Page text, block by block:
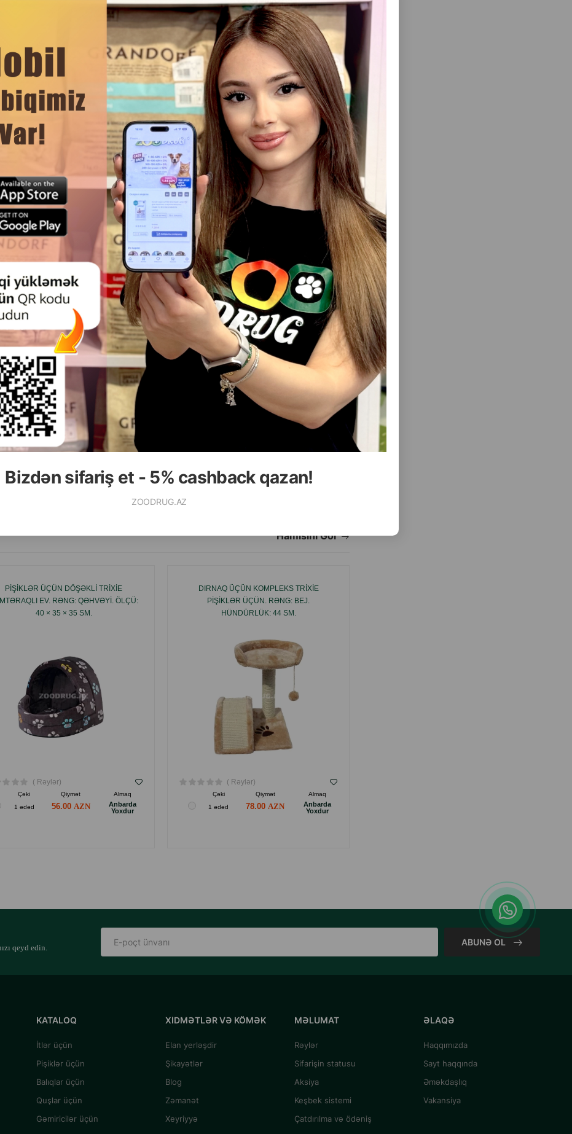
Bizdən sifariş et - 5% cashback qazan!
ZOODRUG.AZ
də xüsusilə cəlbedici edir rahat forma isə porsiyanı asan şəkildə bölməyə
Hamısını Gör
8IN1 DELIGHTS CHICKEN TWISTED
LƏZZƏTI — ƏTIRLI TOYUQ ƏTI ILƏ
BÜKÜLMÜŞ INCƏ ÇEYNƏMƏ
ÇUBUQLARININ DƏSTIDIR 122593 .
( Rəylər)
Çəki Qiymət
Almaq
1 ədəd
27.00
ALMAQ
WANPY CHICKEN JERKY CHIPS — İTLƏR
ÜÇÜN TOYUQ JERKY-ÇIPSLƏRI (100 Q)
TRIXIE #31858 KÖPƏKLƏR ÜÇÜN QUZU
Hamısını Gör
PIŞIKLƏR ÜÇÜN DÖŞƏKLI TRIXIE
EV. RƏNG: QƏHVƏYI. ÖLÇÜ:
40 × 35 × 35 SM.
( Rəylər)
Çəki Qiymət
Almaq
1 ədəd
56.00
Anbarda
Yoxdur
DIRNAQ ÜÇÜN KOMPLEKS TRIXIE
PIŞIKLƏR ÜÇÜN. RƏNG: BEJ.
HÜNDÜRLÜK: 44 SM.
( Rəylər)
Çəki Qiymət
Almaq
1 ədəd
78.00
Anbarda
Yoxdur
qeyd edin.
ABUNƏ OL
KATALOQ
İtlər üçün
Pişiklər üçün
Balıqlar üçün
Quşlar üçün
Gəmiricilər üçün
XIDMƏTLƏR VƏ KÖMƏK
Elan yerləşdir
Şikayətlər
Blog
Zəmanət
Xeyriyyə
MƏLUMAT
Rəylər
Sifarişin statusu
Aksiya
Keşbek sistemi
Çatdırılma və ödəniş
ƏLAQƏ
Haqqımızda
Sayt haqqında
Əməkdaşlıq
Vakansiya